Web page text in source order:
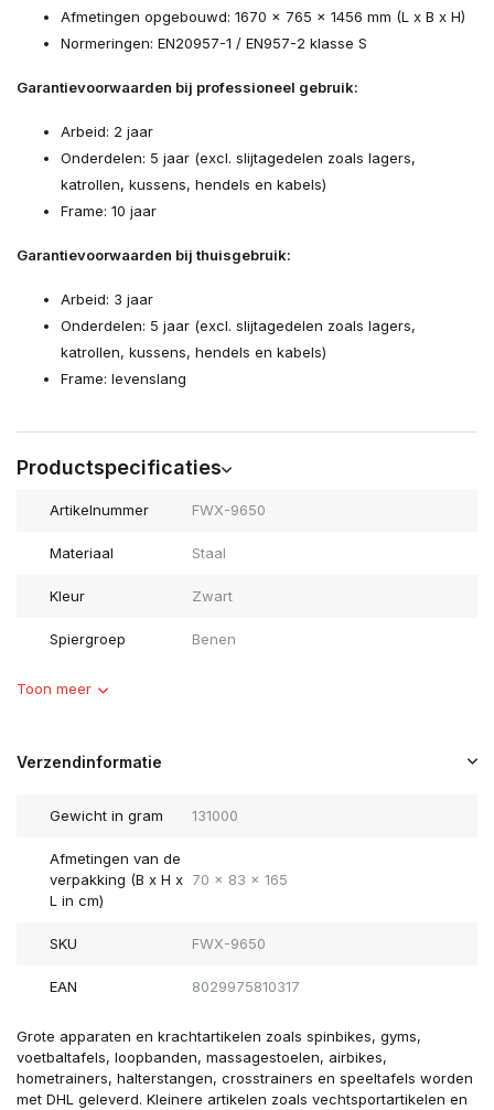
Afmetingen opgebouwd: 1670 x 765 x 1456 mm (L x B x H)
Normeringen: EN20957-1 / EN957-2 klasse S
Garantievoorwaarden bij professioneel gebruik:
Arbeid: 2 jaar
Onderdelen: 5 jaar (excl. slijtagedelen zoals lagers,
katrollen, kussens, hendels en kabels)
Frame: 10 jaar
Garantievoorwaarden bij thuisgebruik:
Arbeid: 3 jaar
Onderdelen: 5 jaar (excl. slijtagedelen zoals lagers,
katrollen, kussens, hendels en kabels)
Frame: levenslang
Productspecificaties
Artikelnummer FWX-9650
Materiaal Staal
Kleur Zwart
Spiergroep Benen
Toon meer
Verzendinformatie
Gewicht in gram 131000
Afmetingen van de
verpakking (B x H x
L in cm)
70 x 83 x 165
SKU FWX-9650
EAN 8029975810317
Grote apparaten en krachtartikelen zoals spinbikes, gyms,
voetbaltafels, loopbanden, massagestoelen, airbikes,
hometrainers, halterstangen, crosstrainers en speeltafels worden
met DHL geleverd. Kleinere artikelen zoals vechtsportartikelen en